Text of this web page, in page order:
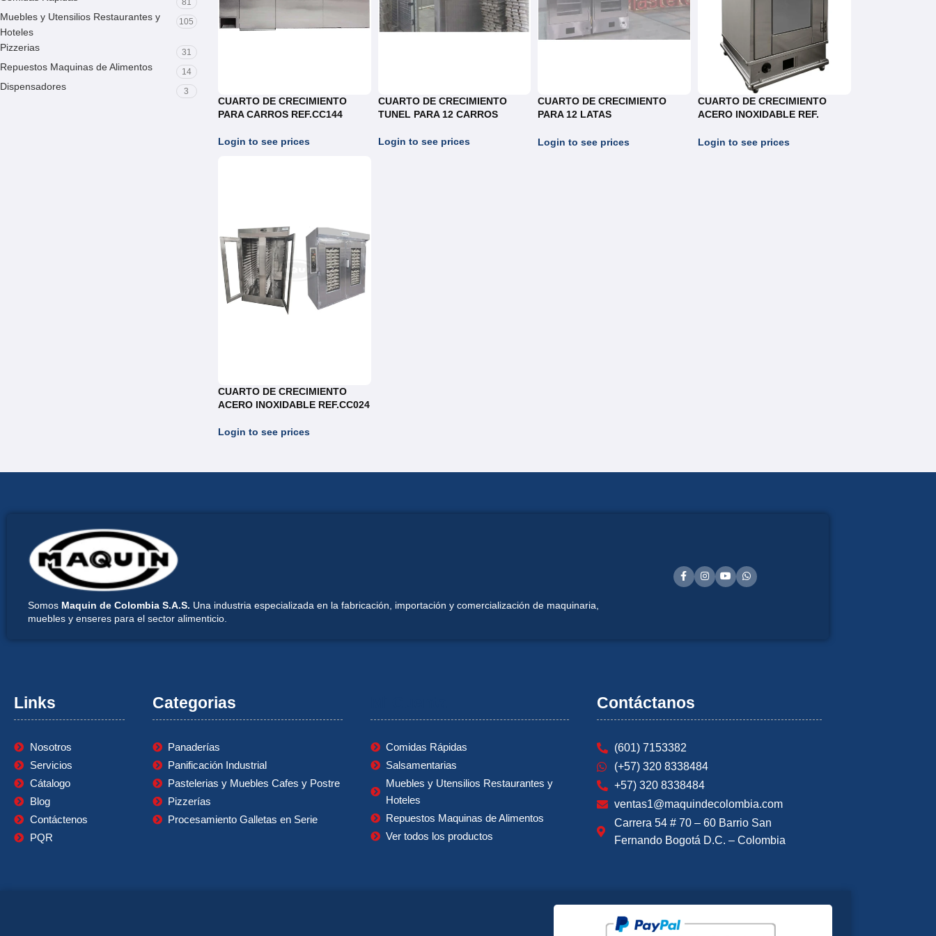
81
Muebles y Utensilios Restaurantes y
Hoteles
105
Pizzerias 31
Repuestos Maquinas de Alimentos 14
Dispensadores 3
CUARTO DE CRECIMIENTO
PARA CARROS REF.CC144
Login to see prices
CUARTO DE CRECIMIENTO
TUNEL PARA 12 CARROS
Login to see prices
CUARTO DE CRECIMIENTO
PARA 12 LATAS
Login to see prices
CUARTO DE CRECIMIENTO
ACERO INOXIDABLE REF.
Login to see prices
CUARTO DE CRECIMIENTO
ACERO INOXIDABLE REF.CC024
Login to see prices
Somos Maquin de Colombia S.A.S. Una industria especializada en la fabricación, importación y comercialización de maquinaria,
muebles y enseres para el sector alimenticio.
Links
Nosotros
Servicios
Cátalogo
Blog
Contáctenos
PQR
Categorias
Panaderías
Panificación Industrial
Pastelerias y Muebles Cafes y Postre
Pizzerías
Procesamiento Galletas en Serie
Comidas Rápidas
Salsamentarias
Muebles y Utensilios Restaurantes y
Hoteles
Repuestos Maquinas de Alimentos
Ver todos los productos
Contáctanos
(601) 7153382
(+57) 320 8338484
+57) 320 8338484
ventas1@maquindecolombia.com
Carrera 54 # 70 – 60 Barrio San
Fernando Bogotá D.C. – Colombia